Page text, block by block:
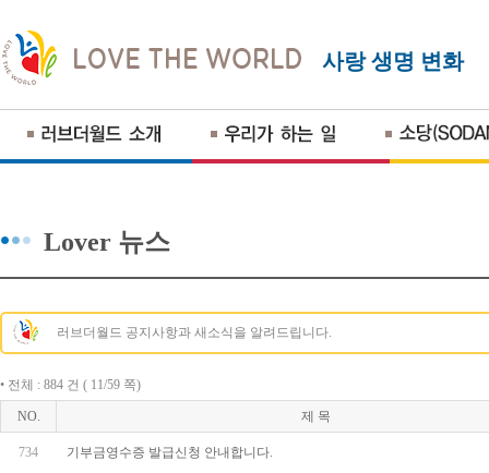
사랑 생명 변화
Lover 뉴스
러브더월드 공지사항과 새소식을 알려드립니다.
• 전체 : 884 건 ( 11/59 쪽)
NO. 제 목
734 기부금영수증 발급신청 안내합니다.